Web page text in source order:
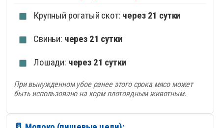
Крупный рогатый скот: через 21 сутки
Свиньи: через 21 сутки
Лошади: через 21 сутки
При вынужденном убое ранее этого срока мясо может
быть использовано на корм плотоядным животным.